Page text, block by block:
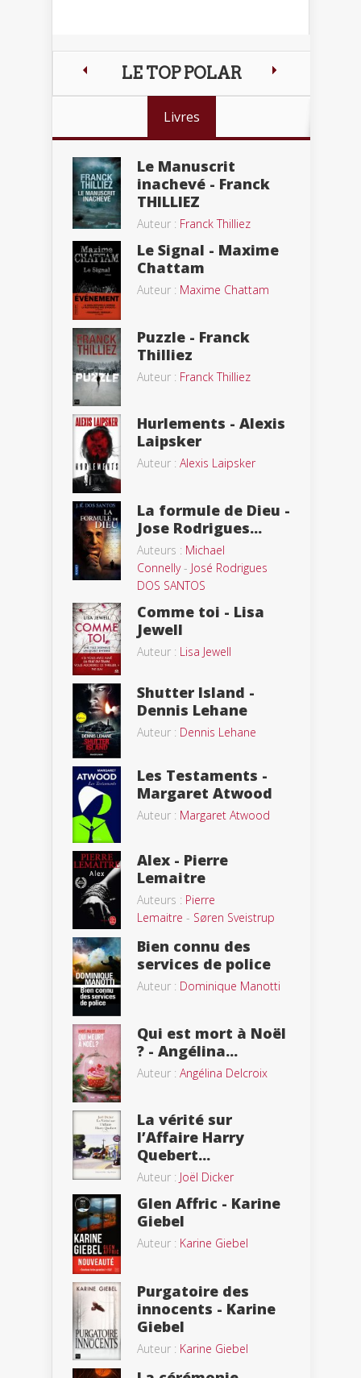
LE TOP POLAR
Livres
Le Manuscrit
inachevé - Franck
THILLIEZ
Auteur : Franck Thilliez
Le Signal - Maxime
Chattam
Auteur : Maxime Chattam
Puzzle - Franck
Thilliez
Auteur : Franck Thilliez
Hurlements - Alexis
Laipsker
Auteur : Alexis Laipsker
La formule de Dieu -
Jose Rodrigues...
Auteurs : Michael
Connelly- José Rodrigues
DOS SANTOS
Comme toi - Lisa
Jewell
Auteur : Lisa Jewell
Shutter Island -
Dennis Lehane
Auteur : Dennis Lehane
Les Testaments -
Margaret Atwood
Auteur : Margaret Atwood
Alex - Pierre
Lemaitre
Auteurs : Pierre
Lemaitre - Søren Sveistrup
Bien connu des
services de police
Auteur : Dominique Manotti
Qui est mort à Noël
? - Angélina...
Auteur : Angélina Delcroix
La vérité sur
l’Affaire Harry
Quebert...
Auteur : Joël Dicker
Glen Affric - Karine
Giebel
Auteur : Karine Giebel
Purgatoire des
innocents - Karine
Giebel
Auteur : Karine Giebel